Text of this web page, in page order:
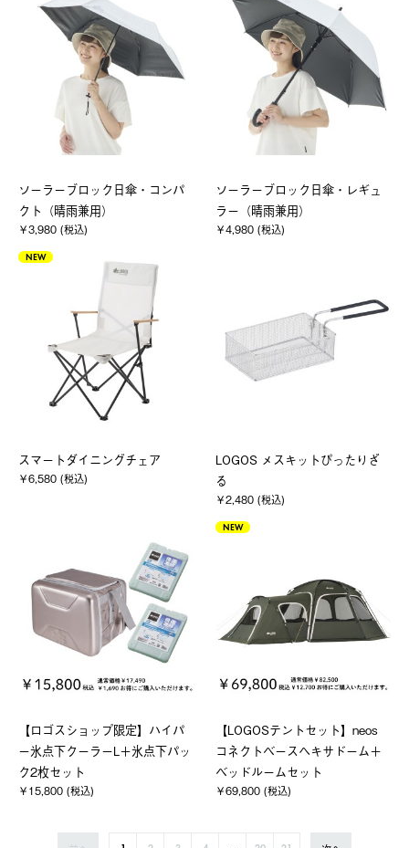
ソーラーブロック日傘・コンパ
クト（晴雨兼用）
￥3,980 (税込)
ソーラーブロック日傘・レギュ
ラー（晴雨兼用）
￥4,980 (税込)
NEW
スマートダイニングチェア
￥6,580 (税込)
LOGOS メスキットぴったりざ
る
￥2,480 (税込)
【ロゴスショップ限定】ハイパ
ー氷点下クーラーL＋氷点下パッ
ク2枚セット
￥15,800 (税込)
NEW
【LOGOSテントセット】neos
コネクトベースヘキサドーム＋
ベッドルームセット
￥69,800 (税込)